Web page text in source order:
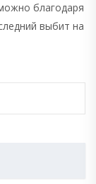
благодаря
выбит на